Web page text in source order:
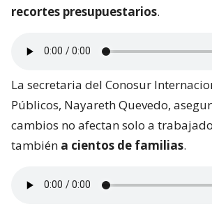
recortes presupuestarios.
La secretaria del Conosur
Públicos, Nayareth Quevedo,
cambios no afectan solo a
también a cientos de familias.